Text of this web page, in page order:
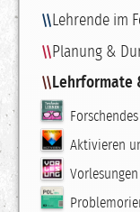
Lehrende im
Planung &
Lehrformate
Aktivieren